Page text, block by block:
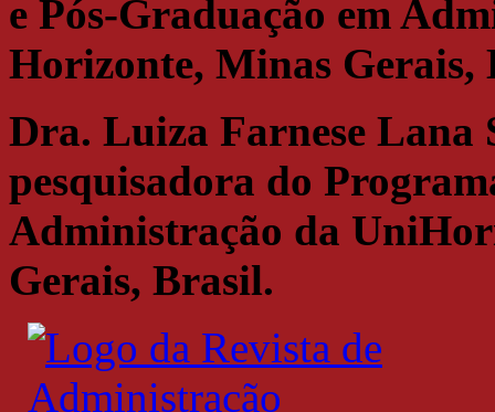
e Pós-Graduação em
Horizonte, Minas Gerais,
Dra. Luiza Farnese Lana
pesquisadora do
Administração da
Gerais, Brasil.